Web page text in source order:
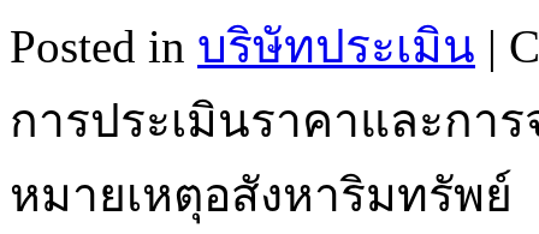
Posted in บริษัทประเมิน |
การประเมินราคาและกา
หมายเหตุอสังหาริมทรัพย์